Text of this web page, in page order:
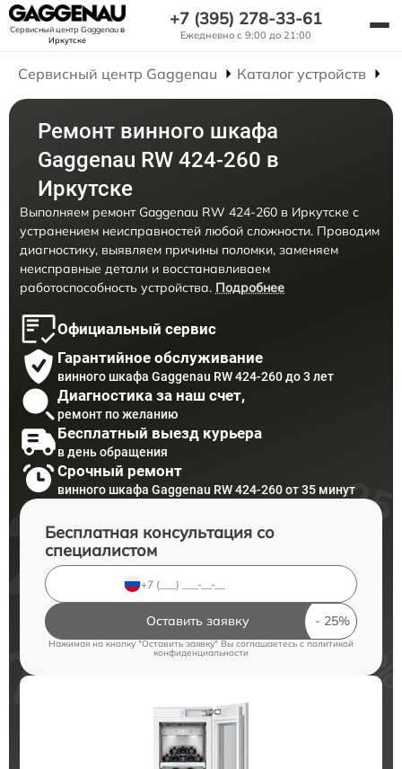
Сервисный центр Gaggenauв
Иркутске
+7 (395) 278-33-61
Ежедневно с 9:00 до 21:00
Сервисный центр Gaggenau Каталог устройств
Ремонт винного шкафа
Gaggenau RW 424-260 в
Иркутске
Выполняем ремонт Gaggenau RW 424-260 в Иркутске с
устранением неисправностей любой сложности. Проводим
диагностику, выявляем причины поломки, заменяем
неисправные детали и восстанавливаем
работоспособность устройства. Подробнее
Официальный сервис
Гарантийное обслуживание
винного шкафа Gaggenau RW 424-260 до 3 лет
Диагностика за наш счет,
ремонт по желанию
Бесплатный выезд курьера
в день обращения
Срочный ремонт
винного шкафа Gaggenau RW 424-260 от 35 минут
Бесплатная консультация со
специалистом
Оставить заявку
Нажимая на кнопку "Оставить заявку" Вы соглашаетесь c политикой
конфиденциальности